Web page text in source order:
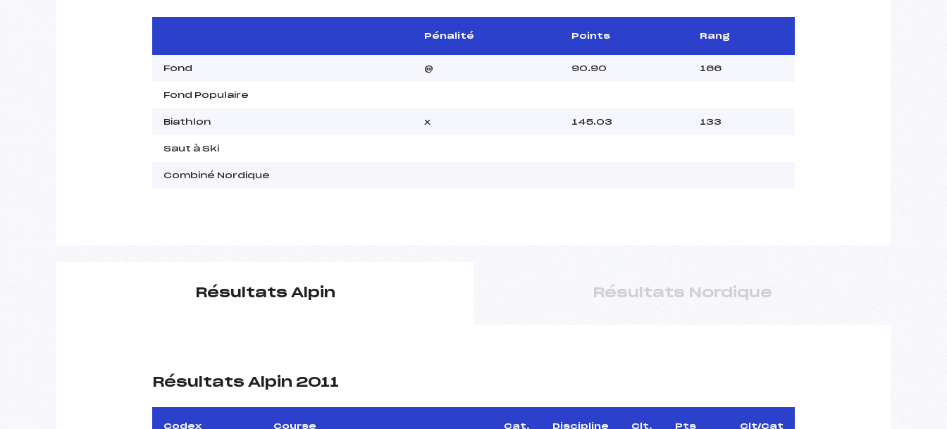
Pénalité Points Rang
Fond @ 90.90 166
Fond Populaire
Biathlon x 145.03 133
Saut à Ski
Combiné Nordique
Résultats Alpin Résultats Nordique
Résultats Alpin 2011
Codex Course Cat. Discipline Clt. Pts Clt/Cat